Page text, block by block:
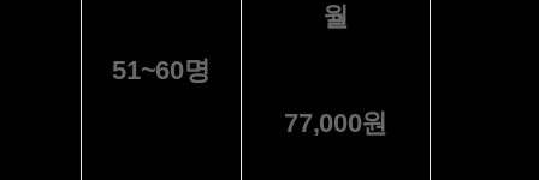
51~60명
월
77,000원